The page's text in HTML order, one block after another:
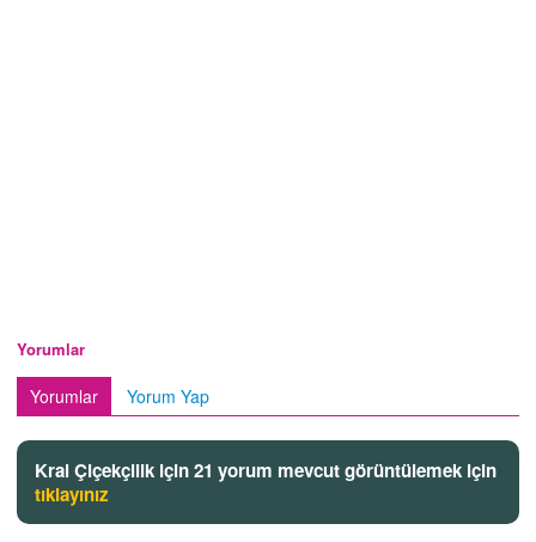
Yorumlar
Yorumlar Yorum Yap
Kral Çiçekçilik için 21 yorum mevcut görüntülemek için
tıklayınız